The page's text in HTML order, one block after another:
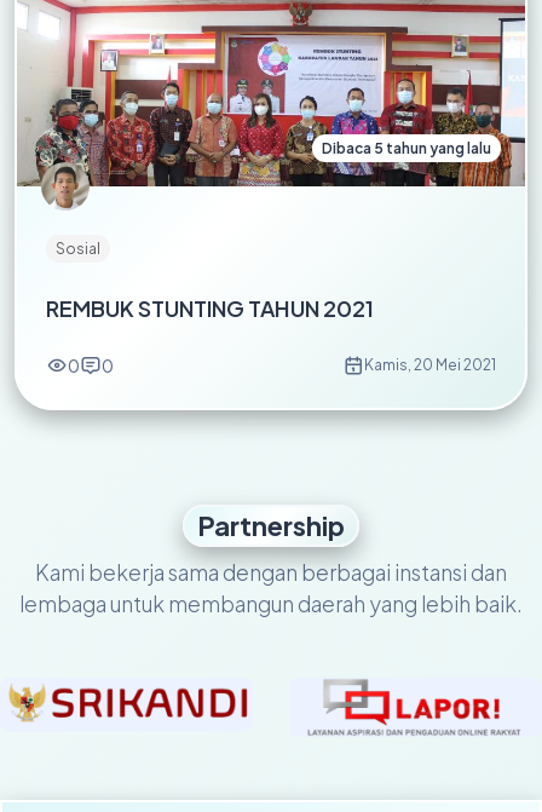
Dibaca 5 tahun yang lalu
Sosial
REMBUK STUNTING TAHUN 2021
0 0 Kamis, 20 Mei 2021
Partnership
Kami bekerja sama dengan berbagai instansi dan
lembaga untuk membangun daerah yang lebih baik.